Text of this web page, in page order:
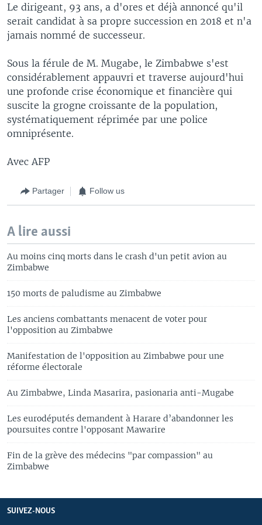
Le dirigeant, 93 ans, a d'ores et déjà annoncé qu'il
serait candidat à sa propre succession en 2018 et n'a
jamais nommé de successeur.
Sous la férule de M. Mugabe, le Zimbabwe s'est
considérablement appauvri et traverse aujourd'hui
une profonde crise économique et financière qui
suscite la grogne croissante de la population,
systématiquement réprimée par une police
omniprésente.
Avec AFP
Partager Follow us
A lire aussi
Au moins cinq morts dans le crash d'un petit avion au
Zimbabwe
150 morts de paludisme au Zimbabwe
Les anciens combattants menacent de voter pour
l'opposition au Zimbabwe
Manifestation de l'opposition au Zimbabwe pour une
réforme électorale
Au Zimbabwe, Linda Masarira, pasionaria anti-Mugabe
Les eurodéputés demandent à Harare d’abandonner les
poursuites contre l'opposant Mawarire
Fin de la grève des médecins "par compassion" au
Zimbabwe
SUIVEZ-NOUS